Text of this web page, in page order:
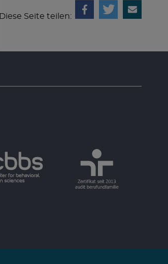
Diese Seite teilen: